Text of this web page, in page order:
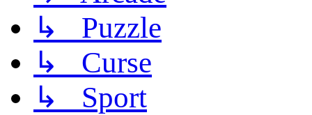
↳ Puzzle
↳ Curse
↳ Sport